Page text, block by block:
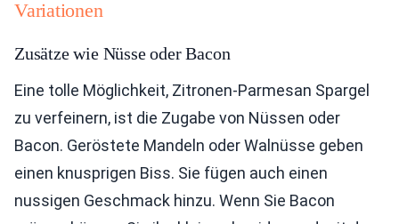
Variationen
Zusätze wie Nüsse oder Bacon
Eine tolle Möglichkeit, Zitronen-Parmesan Spargel
zu verfeinern, ist die Zugabe von Nüssen oder
Bacon. Geröstete Mandeln oder Walnüsse geben
einen knusprigen Biss. Sie fügen auch einen
nussigen Geschmack hinzu. Wenn Sie Bacon